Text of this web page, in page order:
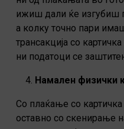
ижиш дали ќе изгубиш
а колку точно пари
трансакција со
ни податоци се
Намален физички
Со плаќање со
оставно со скенирање